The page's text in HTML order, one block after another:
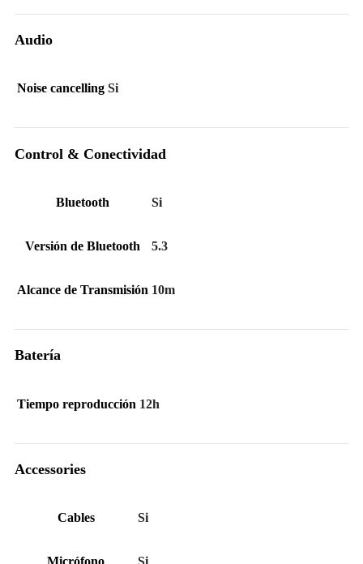
Audio
Noise cancelling Si
Control & Conectividad
Bluetooth Si
Versión de Bluetooth 5.3
Alcance de Transmisión 10m
Batería
Tiempo reproducción 12h
Accessories
Cables Si
Micrófono Si